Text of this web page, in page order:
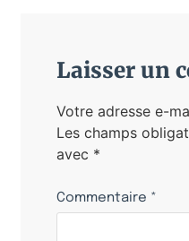
Laisser un
Votre adresse e-
Les champs
avec *
Commentaire *